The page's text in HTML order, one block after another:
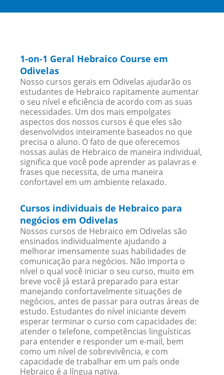
1-on-1 Geral Hebraico Course em
Odivelas
Nosso cursos gerais em Odivelas ajudarão os
estudantes de Hebraico rapitamente aumentar
o seu nível e eficiência de acordo com as suas
necessidades. Um dos mais empolgates
aspectos dos nossos cursos é que eles são
desenvolvidos inteiramente baseados no que
precisa o aluno. O fato de que oferecemos
nossas aulas de Hebraico de maneira individual,
significa que você pode aprender as palavras e
frases que necessita, de uma maneira
confortavel em um ambiente relaxado.
Cursos individuais de Hebraico para
negócios em Odivelas
Nossos cursos de Hebraico em Odivelas são
ensinados individualmente ajudando a
melhorar imensamente suas habilidades de
comunicação para negócios. Não importa o
nível o qual você iniciar o seu curso, muito em
breve você já estará preparado para estar
manejando confortavelmente situações de
negócios, antes de passar para outras áreas de
estudo. Estudantes do nível iniciante devem
esperar terminar o curso com capacidades de:
atender o telefone, competências linguísticas
para entender e responder um e-mail, bem
como um nível de sobrevivência, e com
capacidade de trabalhar em um país onde
Hebraico é a língua nativa.